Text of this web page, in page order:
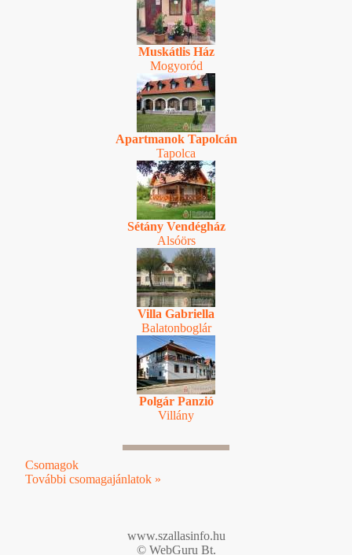
Muskátlis Ház
Mogyoród
Apartmanok Tapolcán
Tapolca
Sétány Vendégház
Alsóörs
Villa Gabriella
Balatonboglár
Polgár Panzió
Villány
Csomagok
További csomagajánlatok »
www.szallasinfo.hu
© WebGuru Bt.